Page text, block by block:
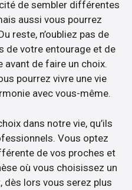
de sembler différentes
aussi vous pourrez
reste, n’oubliez pas de
de votre entourage et de
avant de faire un choix.
pourrez vivre une vie
avec vous-même.
dans notre vie, qu’ils
Vous optez
de vos proches et
où vous choisissez un
dès lors vous serez plus